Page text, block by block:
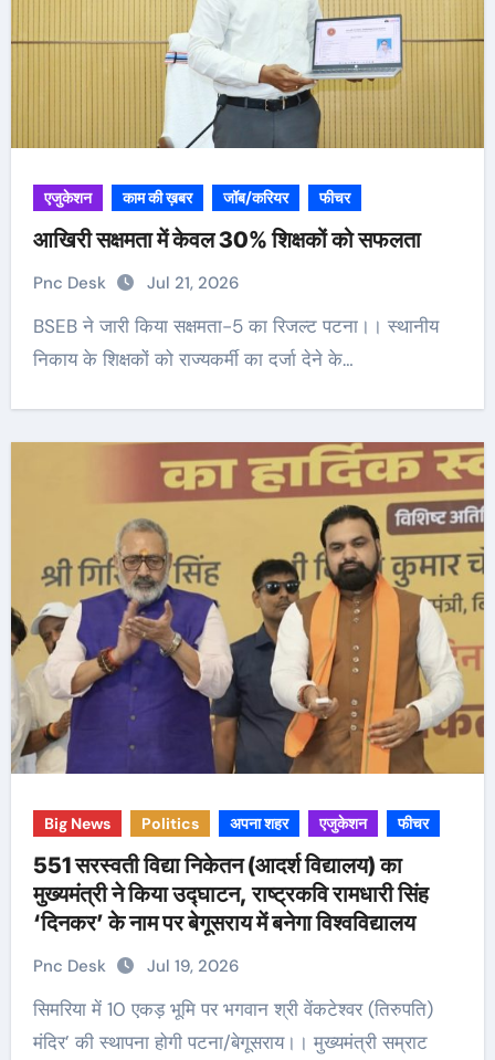
एजुकेशन काम की ख़बर जॉब/करियर फीचर
आखिरी सक्षमता में केवल 30% शिक्षकों को सफलता
Pnc Desk Jul 21, 2026
BSEB ने जारी किया सक्षमता-5 का रिजल्ट पटना।। स्थानीय
निकाय के शिक्षकों को राज्यकर्मी का दर्जा देने के…
Big News Politics अपना शहर एजुकेशन फीचर
551 सरस्वती विद्या निकेतन (आदर्श विद्यालय) का
मुख्यमंत्री ने किया उद्घाटन, राष्ट्रकवि रामधारी सिंह
‘दिनकर’ के नाम पर बेगूसराय में बनेगा विश्वविद्यालय
Pnc Desk Jul 19, 2026
सिमरिया में 10 एकड़ भूमि पर भगवान श्री वेंकटेश्वर (तिरुपति)
मंदिर’ की स्थापना होगी पटना/बेगूसराय।। मुख्यमंत्री सम्राट